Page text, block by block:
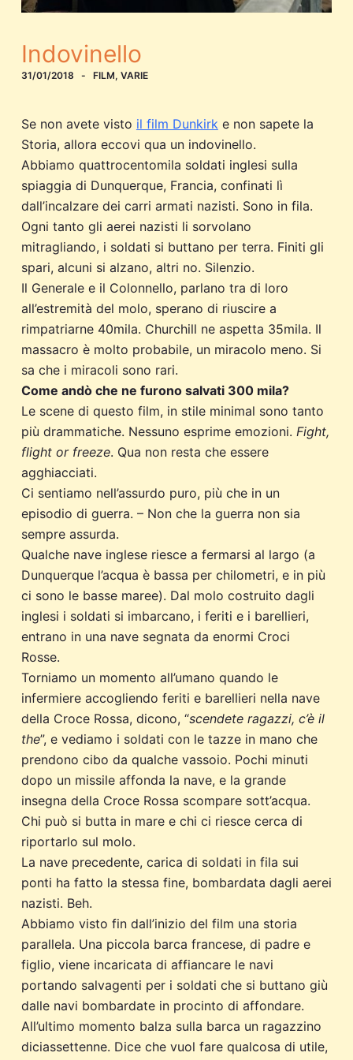
Indovinello
31/01/2018 FILM, VARIE
Se non avete visto il film Dunkirke non sapete la
Storia, allora eccovi qua un indovinello.
Abbiamo quattrocentomila soldati inglesi sulla
spiaggia di Dunquerque, Francia, confinati lì
dall’incalzare dei carri armati nazisti. Sono in fila.
Ogni tanto gli aerei nazisti li sorvolano
mitragliando, i soldati si buttano per terra. Finiti gli
spari, alcuni si alzano, altri no. Silenzio.
Il Generale e il Colonnello, parlano tra di loro
all’estremità del molo, sperano di riuscire a
rimpatriarne 40mila. Churchill ne aspetta 35mila. Il
massacro è molto probabile, un miracolo meno. Si
sa che i miracoli sono rari.
Come andò che ne furono salvati 300 mila?
Le scene di questo film, in stile minimal sono tanto
più drammatiche. Nessuno esprime emozioni. Fight,
flight or freeze. Qua non resta che essere
agghiacciati.
Ci sentiamo nell’assurdo puro, più che in un
episodio di guerra. – Non che la guerra non sia
sempre assurda.
Qualche nave inglese riesce a fermarsi al largo (a
Dunquerque l’acqua è bassa per chilometri, e in più
ci sono le basse maree). Dal molo costruito dagli
inglesi i soldati si imbarcano, i feriti e i barellieri,
entrano in una nave segnata da enormi Croci
Rosse.
Torniamo un momento all’umano quando le
infermiere accogliendo feriti e barellieri nella nave
della Croce Rossa, dicono, “scendete ragazzi, c’è il
the”, e vediamo i soldati con le tazze in mano che
prendono cibo da qualche vassoio. Pochi minuti
dopo un missile affonda la nave, e la grande
insegna della Croce Rossa scompare sott’acqua.
Chi può si butta in mare e chi ci riesce cerca di
riportarlo sul molo.
La nave precedente, carica di soldati in fila sui
ponti ha fatto la stessa fine, bombardata dagli aerei
nazisti. Beh.
Abbiamo visto fin dall’inizio del film una storia
parallela. Una piccola barca francese, di padre e
figlio, viene incaricata di affiancare le navi
portando salvagenti per i soldati che si buttano giù
dalle navi bombardate in procinto di affondare.
All’ultimo momento balza sulla barca un ragazzino
diciassettenne. Dice che vuol fare qualcosa di utile,